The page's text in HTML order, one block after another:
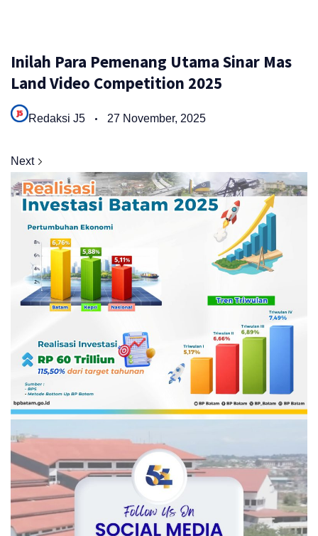
Inilah Para Pemenang Utama Sinar Mas
Land Video Competition 2025
Redaksi J5 27 November, 2025
Next